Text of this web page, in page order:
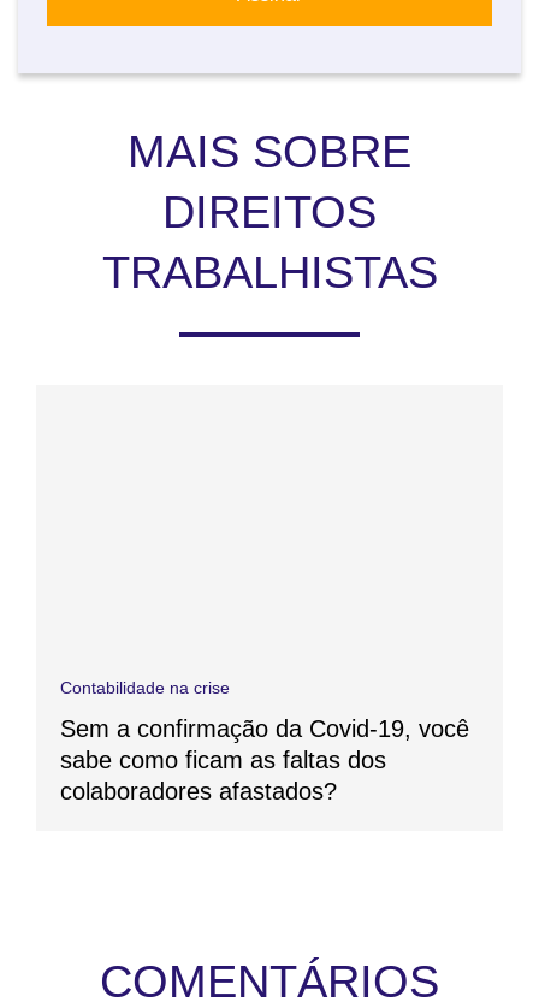
MAIS SOBRE
DIREITOS
TRABALHISTAS
Contabilidade na crise
Sem a confirmação da Covid-19, você
sabe como ficam as faltas dos
colaboradores afastados?
COMENTÁRIOS